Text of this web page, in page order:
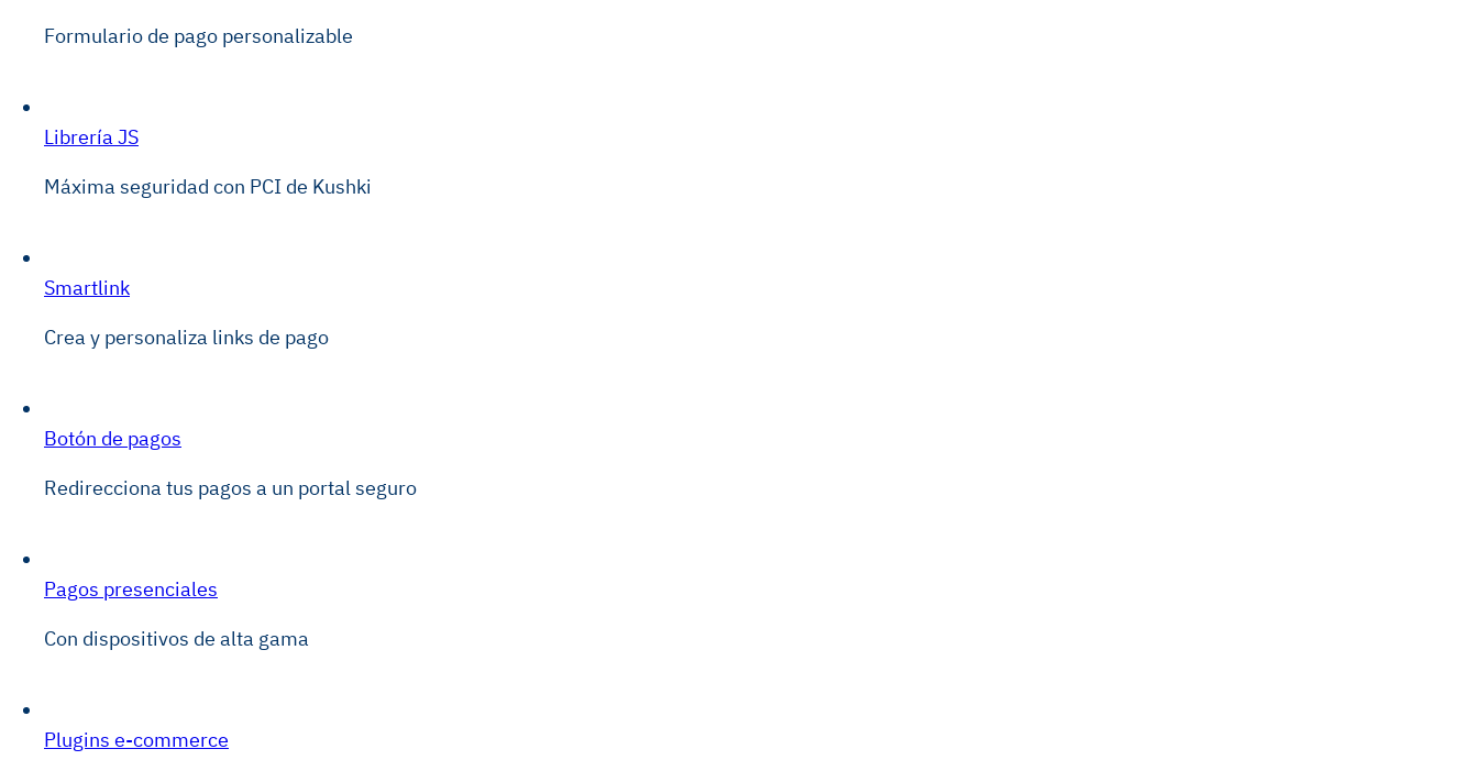
Formulario de pago personalizable
Librería JS
Máxima seguridad con PCI de Kushki
Smartlink
Crea y personaliza links de pago
Botón de pagos
Redirecciona tus pagos a un portal seguro
Pagos presenciales
Con dispositivos de alta gama
Plugins e-commerce